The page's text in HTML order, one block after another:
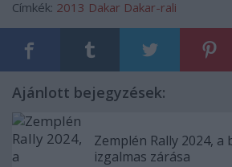
Címkék: 2013 Dakar Dakar-rali
Ajánlott bejegyzések:
Zemplén Rally 2024, a
izgalmas zárása